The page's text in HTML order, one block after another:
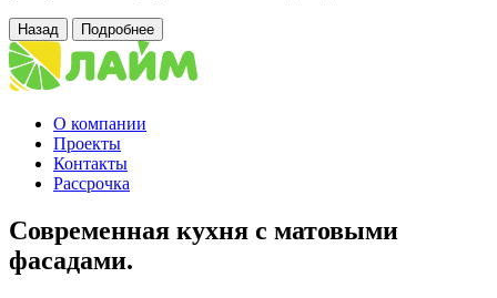
Назад Подробнее
О компании
Проекты
Контакты
Рассрочка
Современная кухня с матовыми
фасадами.